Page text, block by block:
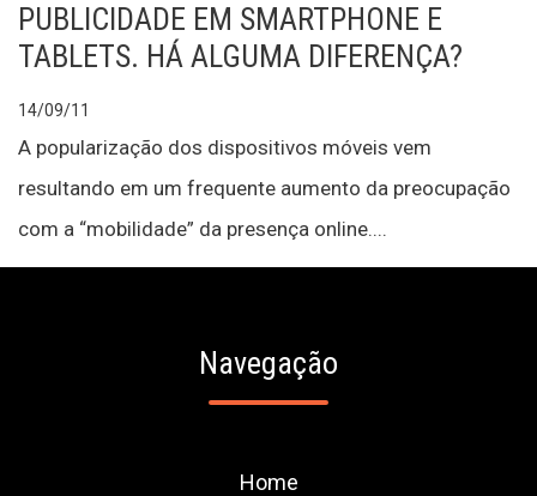
PUBLICIDADE EM SMARTPHONE E
TABLETS. HÁ ALGUMA DIFERENÇA?
14/09/11
A popularização dos dispositivos móveis vem
resultando em um frequente aumento da preocupação
com a “mobilidade” da presença online....
Navegação
Home